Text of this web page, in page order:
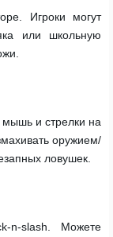
Игроки могут
или школьную
мышь и стрелки на
оружием/
ловушек.
n-slash. Можете